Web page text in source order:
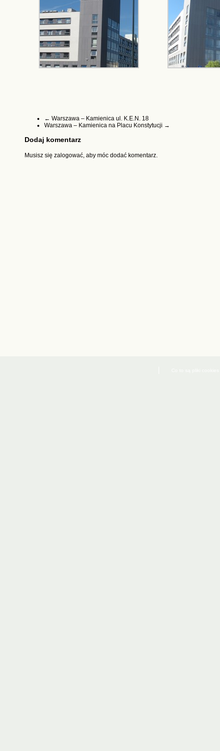
← Warszawa – Kamienica ul. K.E.N. 18
Warszawa – Kamienica na Placu Konstytucji →
Dodaj komentarz
Musisz się zalogować, aby móc dodać komentarz.